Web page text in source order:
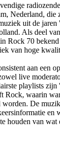
Nederland, die
uit de jaren
Als deel
Rock 70
van hoge
aan een
live
playlists zijn
Rock, waarin
worden. De
en
houden van